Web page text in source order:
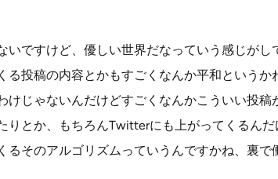
ですけど、優しい世界だなっていう感じがし
投稿の内容とかもすごくなんか平和というか
じゃないんだけどすごくなんかこういい投稿
とか、もちろんTwitterにも上がってくるんだ
るそのアルゴリズムっていうんですかね、裏で